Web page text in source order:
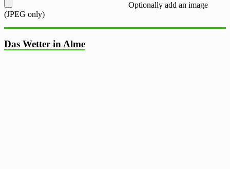
Optionally add an image
(JPEG only)
Das Wetter in Alme